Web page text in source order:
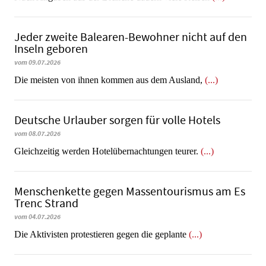
Jeder zweite Balearen-Bewohner nicht auf den
Inseln geboren
vom 09.07.2026
Die meisten von ihnen kommen aus dem Ausland, (...)
Deutsche Urlauber sorgen für volle Hotels
vom 08.07.2026
Gleichzeitig werden Hotelübernachtungen teurer. (...)
Menschenkette gegen Massentourismus am Es
Trenc Strand
vom 04.07.2026
Die Aktivisten protestieren gegen die geplante (...)